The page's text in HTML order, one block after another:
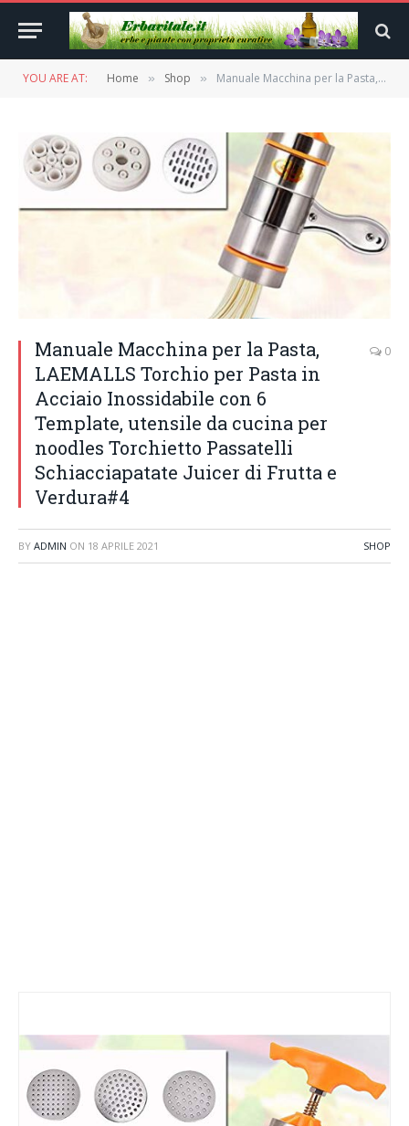
YOU ARE AT: Home » Shop » Manuale Macchina per la Pasta, LAEMALLS Torchio per Pasta in Acciaio Inossidabile con 6 Template, utensile da cucina per noodles Torchietto Passatelli Schiacciapatate Juicer di Frutta e Verdura#4
Manuale Macchina per la Pasta,
LAEMALLS Torchio per Pasta in
Acciaio Inossidabile con 6
Template, utensile da cucina per
noodles Torchietto Passatelli
Schiacciapatate Juicer di Frutta e
Verdura#4
0
BY ADMIN ON 18 APRILE 2021 SHOP